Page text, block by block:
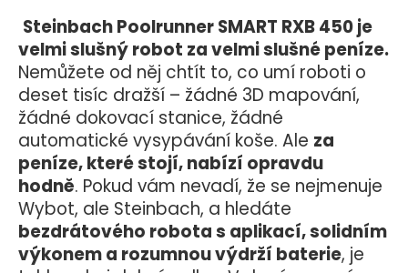
Steinbach Poolrunner SMART RXB 450 je
velmi slušný robot za velmi slušné peníze.
Nemůžete od něj chtít to, co umí roboti o
deset tisíc dražší – žádné 3D mapování,
žádné dokovací stanice, žádné
automatické vysypávání koše. Ale za
peníze, které stojí, nabízí opravdu
hodně. Pokud vám nevadí, že se nejmenuje
Wybot, ale Steinbach, a hledáte
bezdrátového robota s aplikací, solidním
výkonem a rozumnou výdrží baterie, je